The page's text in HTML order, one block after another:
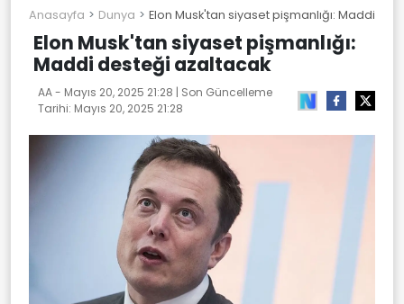
Anasayfa Dunya Elon Musk'tan siyaset pişmanlığı: Maddi
Elon Musk'tan siyaset pişmanlığı:
Maddi desteği azaltacak
AA - Mayıs 20, 2025 21:28 | Son Güncelleme
Tarihi: Mayıs 20, 2025 21:28